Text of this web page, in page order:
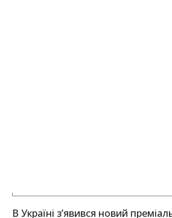
В Україні з’явився новий